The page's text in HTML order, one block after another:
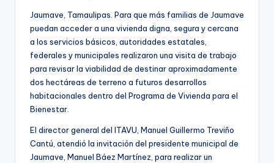
Jaumave, Tamaulipas. Para que más familias de Jaumave
puedan acceder a una vivienda digna, segura y cercana
a los servicios básicos, autoridades estatales,
federales y municipales realizaron una visita de trabajo
para revisar la viabilidad de destinar aproximadamente
dos hectáreas de terreno a futuros desarrollos
habitacionales dentro del Programa de Vivienda para el
Bienestar.
El director general del ITAVU, Manuel Guillermo Treviño
Cantú, atendió la invitación del presidente municipal de
Jaumave, Manuel Báez Martínez, para realizar un